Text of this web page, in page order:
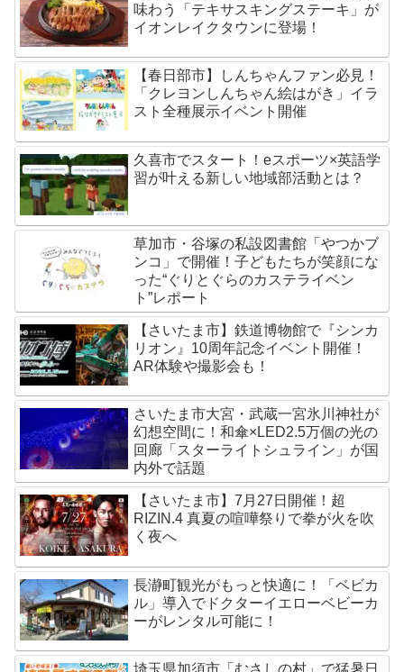
味わう「テキサスキングステーキ」が
イオンレイクタウンに登場！
【春日部市】しんちゃんファン必見！
「クレヨンしんちゃん絵はがき」イラ
スト全種展示イベント開催
久喜市でスタート！eスポーツ×英語学
習が叶える新しい地域部活動とは？
草加市・谷塚の私設図書館「やつかブ
ンコ」で開催！子どもたちが笑顔にな
った“ぐりとぐらのカステライベン
ト”レポート
【さいたま市】鉄道博物館で『シンカ
リオン』10周年記念イベント開催！
AR体験や撮影会も！
さいたま市大宮・武蔵一宮氷川神社が
幻想空間に！和傘×LED2.5万個の光の
回廊「スターライトシュライン」が国
内外で話題
【さいたま市】7月27日開催！超
RIZIN.4 真夏の喧嘩祭りで拳が火を吹
く夜へ
長瀞町観光がもっと快適に！「ベビカ
ル」導入でドクターイエローベビーカ
ーがレンタル可能に！